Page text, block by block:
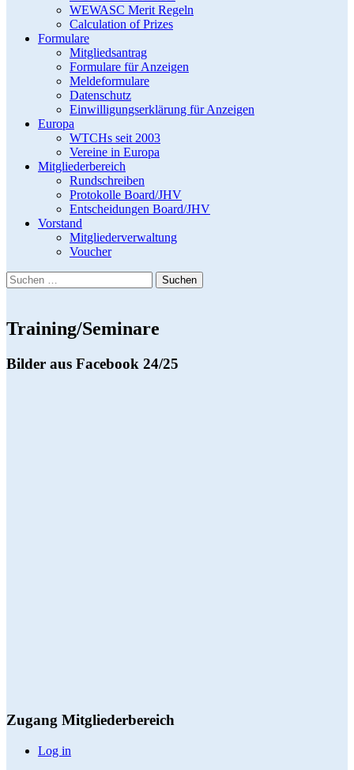
WEWASC Merit Regeln
Calculation of Prizes
Formulare
Mitgliedsantrag
Formulare für Anzeigen
Meldeformulare
Datenschutz
Einwilligungserklärung für Anzeigen
Europa
WTCHs seit 2003
Vereine in Europa
Mitgliederbereich
Rundschreiben
Protokolle Board/JHV
Entscheidungen Board/JHV
Vorstand
Mitgliederverwaltung
Voucher
Suchen
nach:
Training/Seminare
Bilder aus Facebook 24/25
Zugang Mitgliederbereich
Log in